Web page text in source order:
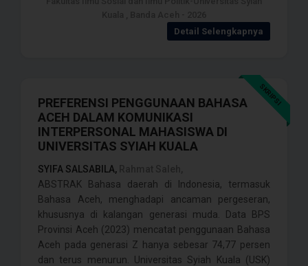
Detail Selengkapnya
SKRIPSI
PREFERENSI PENGGUNAAN BAHASA
ACEH DALAM KOMUNIKASI
INTERPERSONAL MAHASISWA DI
UNIVERSITAS SYIAH KUALA
SYIFA SALSABILA,
ABSTRAK Bahasa daerah di Indonesia, termasuk
Bahasa Aceh, menghadapi ancaman pergeseran,
khususnya di kalangan generasi muda. Data BPS
Provinsi Aceh (2023) mencatat penggunaan Bahasa
Aceh pada generasi Z hanya sebesar 74,77 persen
dan terus menurun. Universitas Syiah Kuala (USK)